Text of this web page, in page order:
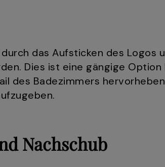
das Aufsticken des
Dies ist eine gängige
des Badezimmers
Nachschub